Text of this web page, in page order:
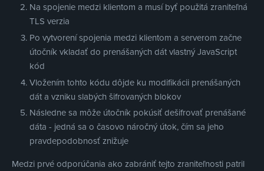
Na spojenie medzi klientom a musí byť použitá zraniteľná
TLS verzia
Po vytvorení spojenia medzi klientom a serverom začne
útočník vkladať do prenášaných dát vlastný JavaScript
kód
Vložením tohto kódu dôjde ku modifikácii prenášaných
dát a vzniku slabých šifrovaných blokov
Následne sa môže útočník pokúsiť dešifrovať prenášané
dáta - jedná sa o časovo náročný útok, čím sa jeho
pravdepodobnosť znižuje
Medzi prvé odporúčania ako zabrániť tejto zraniteľnosti patril